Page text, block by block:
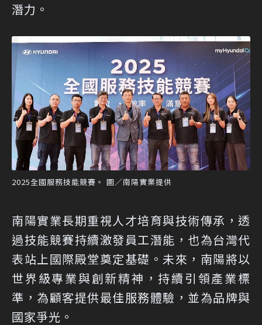
潛力。
2025全國服務技能競賽。 圖／南陽實業提供
南陽實業長期重視人才培育與技術傳承，透
過技能競賽持續激發員工潛能，也為台灣代
表站上國際殿堂奠定基礎。未來，南陽將以
世界級專業與創新精神，持續引領產業標
準，為顧客提供最佳服務體驗，並為品牌與
國家爭光。